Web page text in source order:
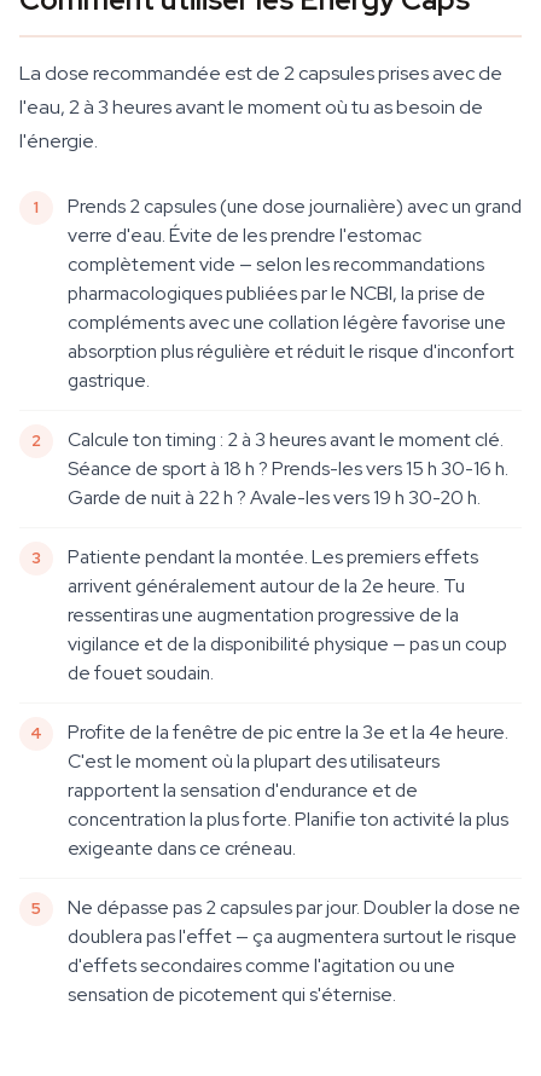
La dose recommandée est de 2 capsules prises avec de
l'eau, 2 à 3 heures avant le moment où tu as besoin de
l'énergie.
Prends 2 capsules (une dose journalière) avec un grand
verre d'eau. Évite de les prendre l'estomac
complètement vide — selon les recommandations
pharmacologiques publiées par le NCBI, la prise de
compléments avec une collation légère favorise une
absorption plus régulière et réduit le risque d'inconfort
gastrique.
Calcule ton timing : 2 à 3 heures avant le moment clé.
Séance de sport à 18 h ? Prends-les vers 15 h 30-16 h.
Garde de nuit à 22 h ? Avale-les vers 19 h 30-20 h.
Patiente pendant la montée. Les premiers effets
arrivent généralement autour de la 2e heure. Tu
ressentiras une augmentation progressive de la
vigilance et de la disponibilité physique — pas un coup
de fouet soudain.
Profite de la fenêtre de pic entre la 3e et la 4e heure.
C'est le moment où la plupart des utilisateurs
rapportent la sensation d'endurance et de
concentration la plus forte. Planifie ton activité la plus
exigeante dans ce créneau.
Ne dépasse pas 2 capsules par jour. Doubler la dose ne
doublera pas l'effet — ça augmentera surtout le risque
d'effets secondaires comme l'agitation ou une
sensation de picotement qui s'éternise.